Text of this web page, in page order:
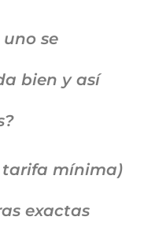
se
bien y así
tarifa mínima)
exactas